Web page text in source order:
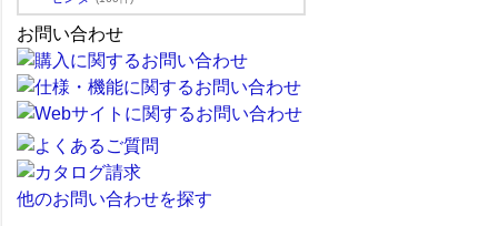
お問い合わせ
他のお問い合わせを探す